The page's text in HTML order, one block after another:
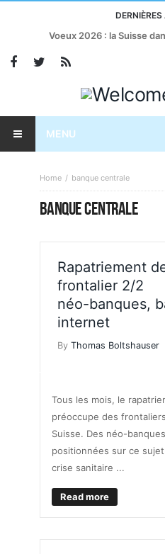
Voeux 2026 : la Suisse
MENU
Home banque centrale
BANQUE CENTRALE
Rapatriement
frontalier 2/2
néo-banques,
internet
By Thomas Boltshauser
Tous les mois, le
préoccupe des
Suisse. Des néo-
positionnées sur ce
crise sanitaire ...
Read more